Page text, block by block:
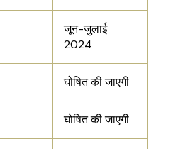
जून-जुलाई
2024
घोषित की जाएगी
घोषित की जाएगी